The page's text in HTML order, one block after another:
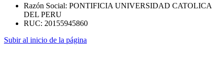
Razón Social: PONTIFICIA UNIVERSIDAD CATOLICA
DEL PERU
RUC: 20155945860
Subir al inicio de la página